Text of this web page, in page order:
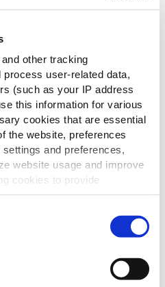
other tracking
user-related data,
(such as your IP address
this information for various
cookies that are essential
the website, preferences
and preferences,
website usage and improve
cookies to provide
you consent to the use of
your preferences,
options below and selecting
voor het bereiden van
de gesneden augurken,
tomaat en een plakje
dek het af met een
Fries en gekruide